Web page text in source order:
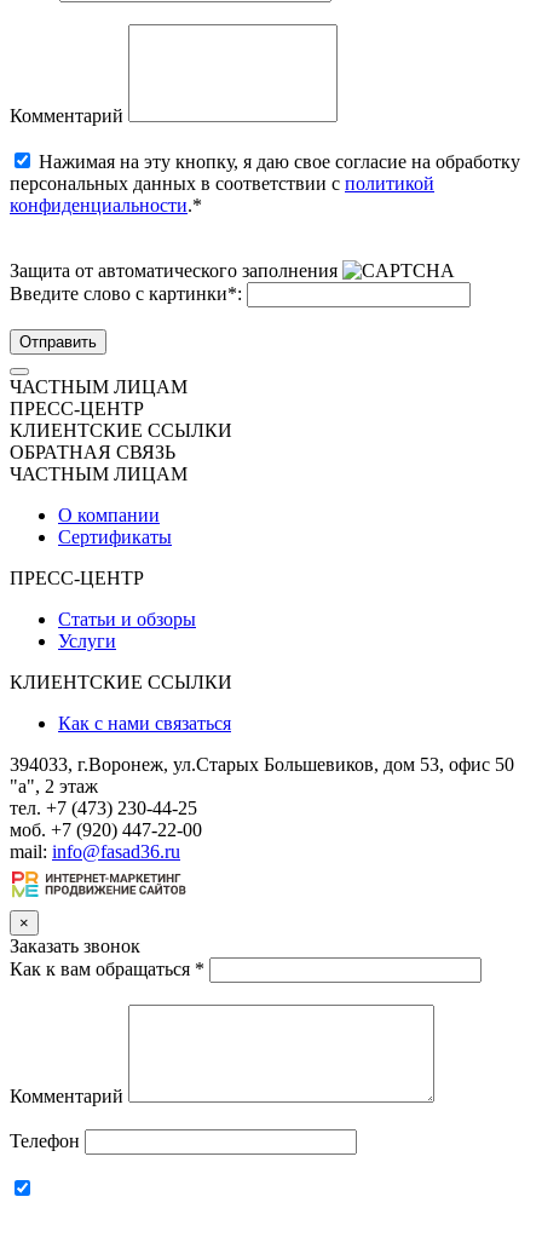
Комментарий
Нажимая на эту кнопку, я даю свое согласие на обработку
персональных данных в соответствии с политикой
конфиденциальности.*
Защита от автоматического заполнения
Введите слово с картинки*:
Отправить
ЧАСТНЫМ ЛИЦАМ
ПРЕСС-ЦЕНТР
КЛИЕНТСКИЕ ССЫЛКИ
ОБРАТНАЯ СВЯЗЬ
ЧАСТНЫМ ЛИЦАМ
О компании
Сертификаты
ПРЕСС-ЦЕНТР
Статьи и обзоры
Услуги
КЛИЕНТСКИЕ ССЫЛКИ
Как с нами связаться
394033, г.Воронеж, ул.Старых Большевиков, дом 53, офис 50
"а", 2 этаж
тел. +7 (473) 230-44-25
моб. +7 (920) 447-22-00
mail: info@fasad36.ru
×
Заказать звонок
Как к вам обращаться *
Комментарий
Телефон